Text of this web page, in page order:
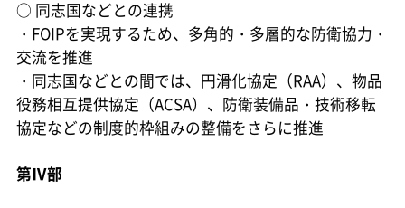
○ 同志国などとの連携
・FOIPを実現するため、多角的・多層的な防衛協力・
交流を推進
・同志国などとの間では、円滑化協定（RAA）、物品
役務相互提供協定（ACSA）、防衛装備品・技術移転
協定などの制度的枠組みの整備をさらに推進
第Ⅳ部